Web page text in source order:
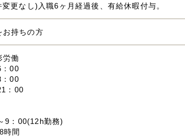
更なし)入職6ヶ月経過後、有給休暇付与。
お持ちの方
労働
00
00
：00
：00(12h勤務)
間